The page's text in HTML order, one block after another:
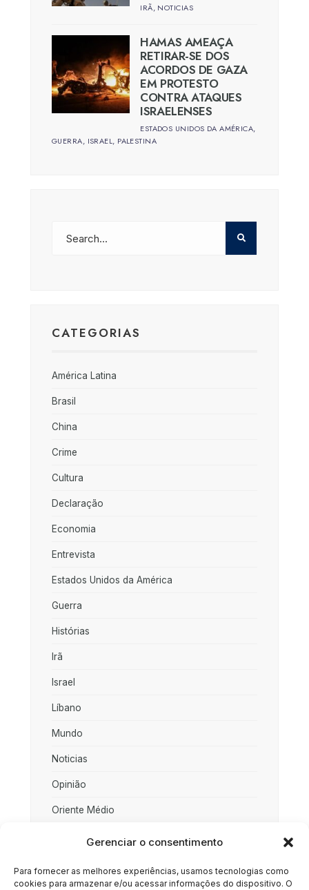
Gerenciar o consentimento
Para fornecer as melhores experiências, usamos tecnologias como
cookies para armazenar e/ou acessar informações do dispositivo. O
IRÃ, NOTICIAS
HAMAS AMEAÇA
RETIRAR-SE DOS
ACORDOS DE GAZA
EM PROTESTO
CONTRA ATAQUES
ISRAELENSES
ESTADOS UNIDOS DA AMÉRICA,
GUERRA, ISRAEL, PALESTINA
CATEGORIAS
América Latina
Brasil
China
Crime
Cultura
Declaração
Economia
Entrevista
Estados Unidos da América
Guerra
Histórias
Irã
Israel
Líbano
Mundo
Noticias
Opinião
Oriente Médio
Rússia